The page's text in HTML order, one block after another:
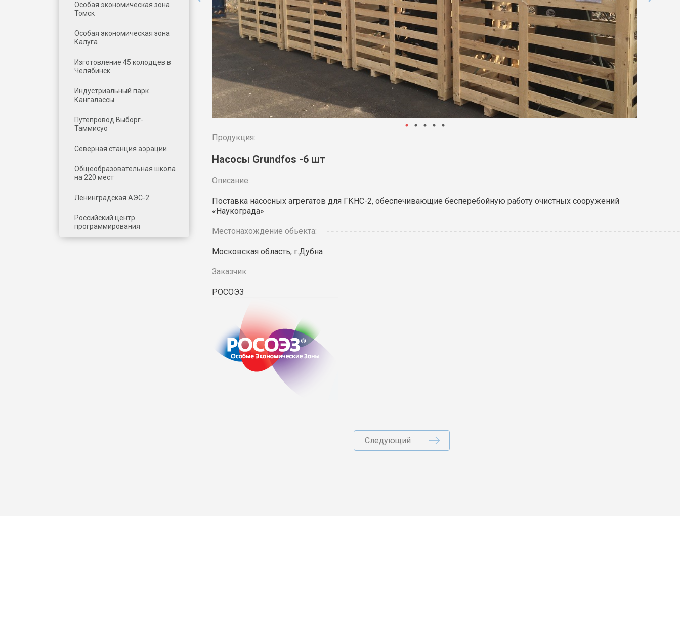
Особая экономическая зона
Томск
Особая экономическая зона
Калуга
Изготовление 45 колодцев в
Челябинск
Индустриальный парк
Кангалассы
Путепровод Выборг-
Таммисуо
Северная станция аэрации
Общеобразовательная школа
на 220 мест
Ленинградская АЭС-2
Российский центр
программирования
Продукция:
Насосы Grundfos -6 шт
Описание:
Поставка насосных агрегатов для ГКНС-2, обеспечивающие бесперебойную работу очистных сооружений
«Наукограда»
Местонахождение обьекта:
Московская область, г.Дубна
Заказчик:
РОСОЭЗ
Следующий